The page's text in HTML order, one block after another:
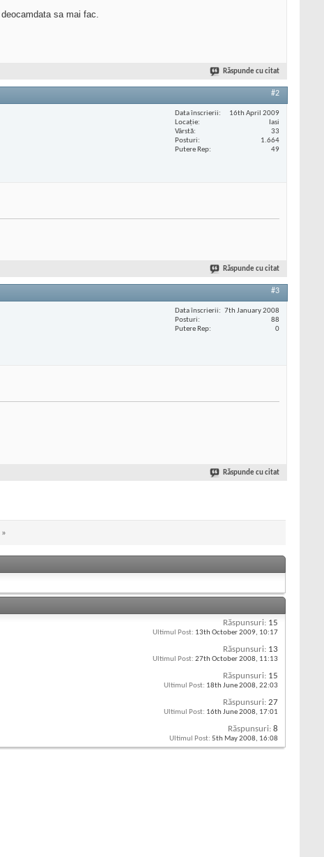
sa mai fac.
Răspunde cu citat
#2
Data înscrierii
16th April 2009
Locaţie
Iasi
Vârstă
33
Posturi
1.664
Putere Rep
49
Răspunde cu citat
#3
Data înscrierii
7th January 2008
Posturi
88
Putere Rep
0
Răspunde cu citat
»
Răspunsuri: 15
Ultimul Post: 13th October 2009, 10:17
Răspunsuri: 13
Ultimul Post: 27th October 2008, 11:13
Răspunsuri: 15
Ultimul Post: 18th June 2008, 22:03
Răspunsuri: 27
Ultimul Post: 16th June 2008, 17:01
Răspunsuri: 8
Ultimul Post: 5th May 2008, 16:08